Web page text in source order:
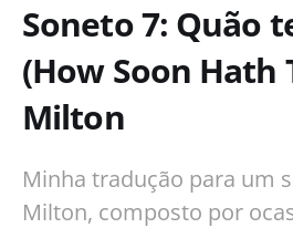
Soneto 7: Quão
(How Soon Hath
Milton
Minha tradução para um
Milton, composto por